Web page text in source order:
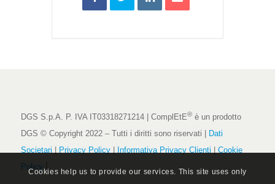
DGS S.p.A. P. IVA IT03318271214 | ComplEtE®è un prodotto
DGS © Copyright 2022 – Tutti i diritti sono riservati |
Dati
Societari
Privacy Policy| Informativa Privacy Clienti
Cookie
Policy |
Cookies help us to provide our services. This site uses only